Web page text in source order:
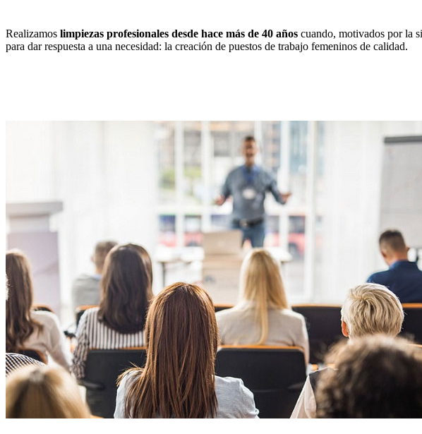
Realizamos limpiezas profesionales desde hace más de 40 años cuando, motivados por la
para dar respuesta a una necesidad: la creación de puestos de trabajo femeninos de calidad.